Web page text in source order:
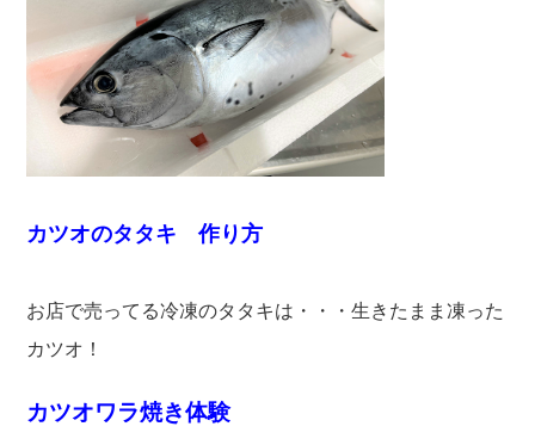
カツオのタタキ 作り方
お店で売ってる冷凍のタタキは・・・生きたまま凍った
カツオ！
カツオワラ焼き体験